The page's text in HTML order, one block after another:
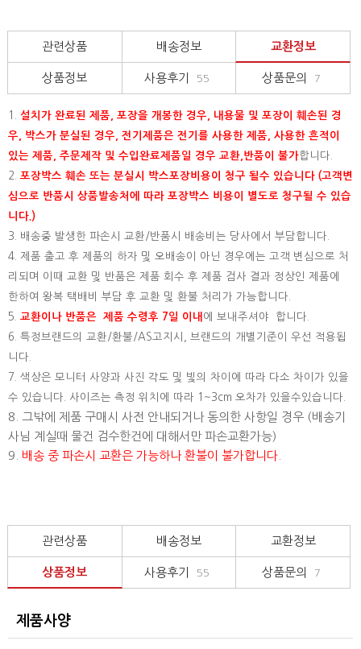
관련상품 배송정보 교환정보
상품정보 사용후기 55 상품문의 7
1. 설치가 완료된 제품, 포장을 개봉한 경우, 내용물 및 포장이 훼손된 경
우, 박스가 분실된 경우, 전기제품은 전기를 사용한 제품, 사용한 흔적이
있는 제품, 주문제작 및 수입완료제품일 경우 교환,반품이 불가합니다.
2. 포장박스 훼손 또는 분실시 박스포장비용이 청구 될수 있습니다 (고객변
심으로 반품시 상품발송처에 따라 포장박스 비용이 별도로 청구될 수 있습
니다.)
3. 배송중 발생한 파손시 교환/반품시 배송비는 당사에서 부담합니다.
4. 제품 출고 후 제품의 하자 및 오배송이 아닌 경우에는 고객 변심으로 처
리되며 이때 교환 및 반품은 제품 회수 후 제품 검사 결과 정상인 제품에
한하여 왕복 택배비 부담 후 교환 및 환불 처리가 가능합니다.
5. 교환이나 반품은 제품 수령후 7일 이내 에 보내주셔야 합니다.
6. 특정브랜드의 교환/환불/AS고지시, 브랜드의 개별기준이 우선 적용됩
니다.
7. 색상은 모니터 사양과 사진 각도 및 빛의 차이에 따라 다소 차이가 있을
수 있습니다. 사이즈는 측정 위치에 따라 1~3cm 오차가 있을수있습니다.
8. 그밖에 제품 구매시 사전 안내되거나 동의한 사항일 경우 (배송기
사님 계실때 물건 검수한건에 대해서만 파손교환가능)
9. 배송 중 파손시 교환은 가능하나 환불이 불가합니다.
관련상품 배송정보 교환정보
상품정보 사용후기 55 상품문의 7
제품사양